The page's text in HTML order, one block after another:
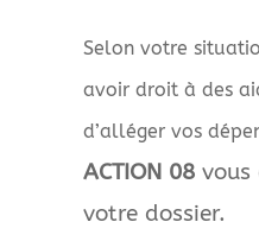
Selon votre
avoir droit à des
d’alléger vos
ACTION 08vous
votre dossier.